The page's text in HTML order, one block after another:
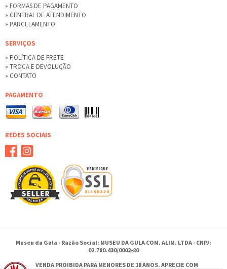
» FORMAS DE PAGAMENTO
» CENTRAL DE ATENDIMENTO
» PARCELAMENTO
SERVIÇOS
» POLÍTICA DE FRETE
» TROCA E DEVOLUÇÃO
» CONTATO
PAGAMENTO
REDES SOCIAIS
Museu da Gula - Razão Social: MUSEU DA GULA COM. ALIM. LTDA - CNPJ:
02.780.430/0002-80
VENDA PROIBIDA PARA MENORES DE 18 ANOS. APRECIE COM